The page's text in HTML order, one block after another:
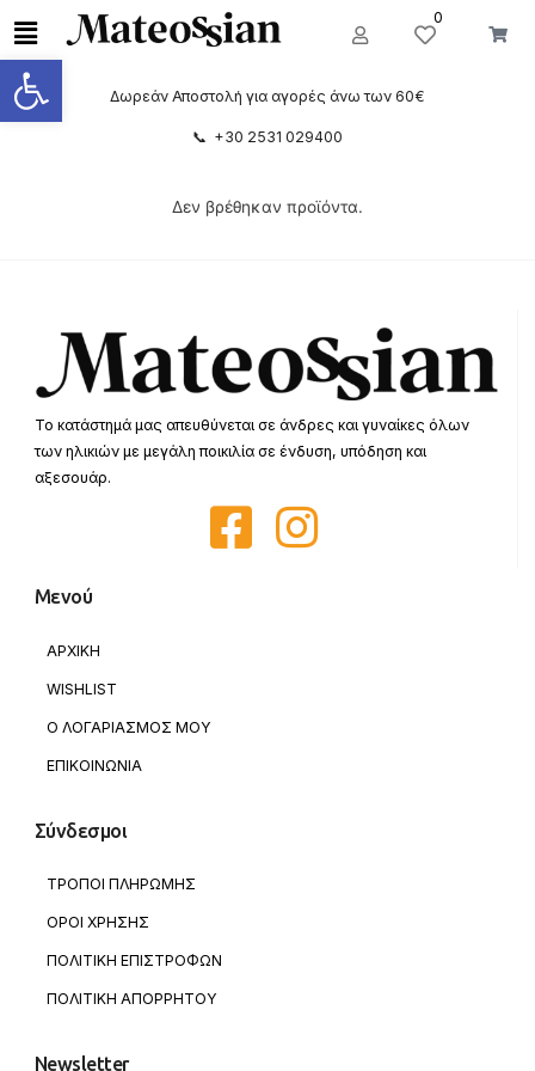
Ανοίξτε τη γραμμή εργαλείων
0
Δωρεάν Αποστολή για αγορές άνω των 60€
📞 +30 2531 029400
Δεν βρέθηκαν προϊόντα.
Το κατάστημά μας απευθύνεται σε άνδρες και γυναίκες όλων
των ηλικιών με μεγάλη ποικιλία σε ένδυση, υπόδηση και
αξεσουάρ.
Μενού
ΑΡΧΙΚΗ
WISHLIST
Ο ΛΟΓΑΡΙΑΣΜΟΣ ΜΟΥ
ΕΠΙΚΟΙΝΩΝΙΑ
Σύνδεσμοι
ΤΡΟΠΟΙ ΠΛΗΡΩΜΗΣ
ΟΡΟΙ ΧΡΗΣΗΣ
ΠΟΛΙΤΙΚΗ ΕΠΙΣΤΡΟΦΩΝ
ΠΟΛΙΤΙΚΗ ΑΠΟΡΡΗΤΟΥ
Newsletter